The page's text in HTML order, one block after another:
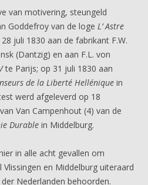
van motivering, steungeld
Goddefroy van de loge L’ Astre
juli 1830 aan de fabrikant F.W.
(Dantzig) en aan F.L. von
te Parijs; op 31 juli 1830 aan
de la Liberté Hellénique in
werd afgeleverd op 18
Van Campenhout (4) van de
Durable in Middelburg.
in alle acht gevallen om
en Middelburg uiteraard
Nederlanden behoorden.